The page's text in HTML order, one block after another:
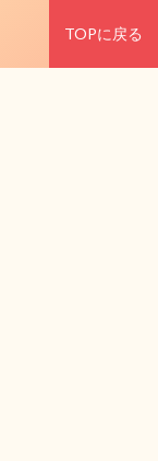
TOPに戻る